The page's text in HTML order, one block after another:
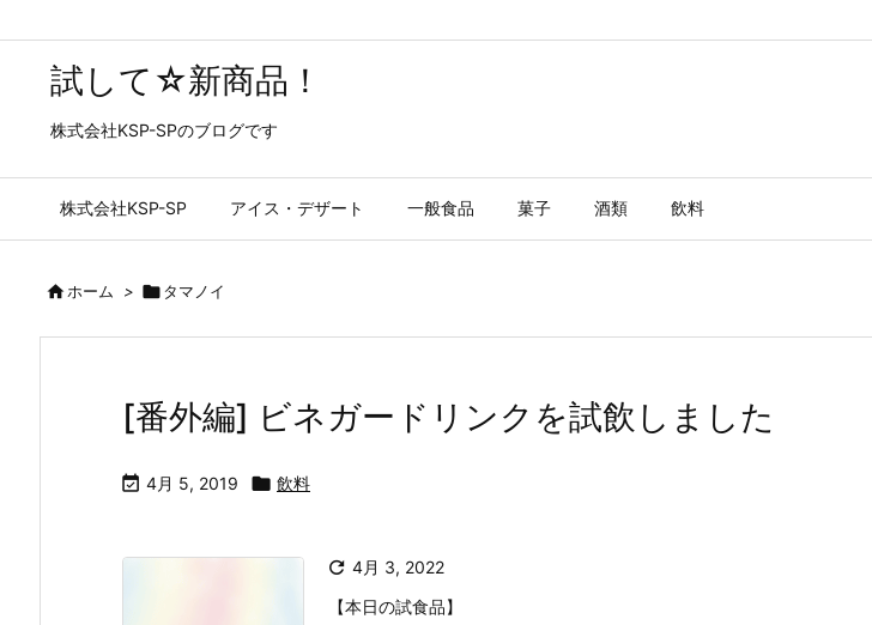
試して☆新商品！
株式会社KSP-SPのブログです
株式会社KSP-SP アイス・デザート 一般食品 菓子 酒類 飲料
ホーム > タマノイ
[番外編] ビネガードリンクを試飲しました
 4月 5, 2019  飲料
 4月 3, 2022
【本日の試食品】